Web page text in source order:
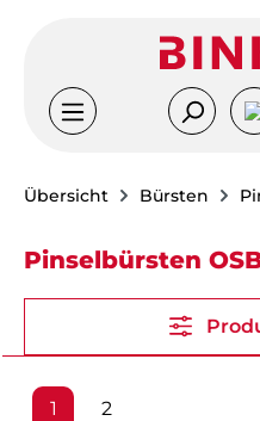
Übersicht Bürsten
Pinselbürsten
Seite
1 Seite
2